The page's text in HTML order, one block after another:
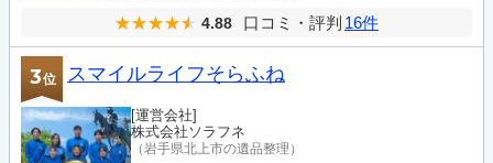
4.88 口コミ・評判 16件
3位 スマイルライフそらふね
[運営会社]
株式会社ソラフネ
（岩手県北上市の遺品整理）